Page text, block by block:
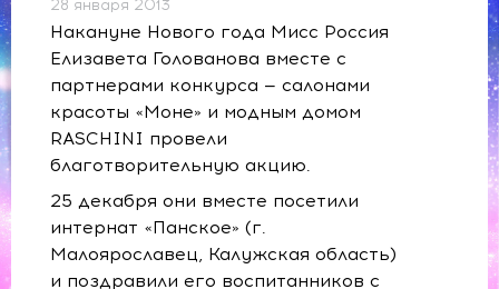
28 января 2013
Накануне Нового года Мисс Россия
Елизавета Голованова вместе с
партнерами конкурса — салонами
красоты «Моне» и модным домом
RASCHINI провели
благотворительную акцию.
25 декабря они вместе посетили
интернат «Панское» (г.
Малоярославец, Калужская область)
и поздравили его воспитанников с